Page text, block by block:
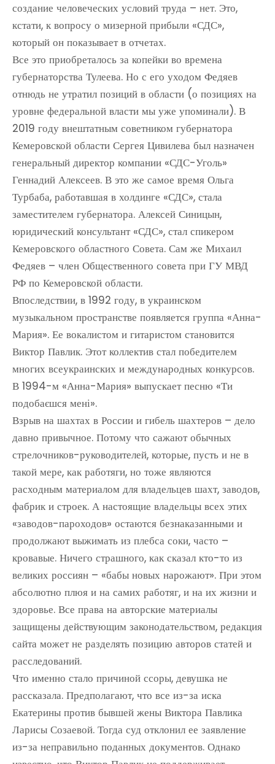
создание человеческих условий труда – нет. Это,
кстати, к вопросу о мизерной прибыли «СДС»,
который он показывает в отчетах.
Все это приобреталось за копейки во времена
губернаторства Тулеева. Но с его уходом Федяев
отнюдь не утратил позиций в области (о позициях на
уровне федеральной власти мы уже упоминали). В
2019 году внештатным советником губернатора
Кемеровской области Сергея Цивилева был назначен
генеральный директор компании «СДС-Уголь»
Геннадий Алексеев. В это же самое время Ольга
Турбаба, работавшая в холдинге «СДС», стала
заместителем губернатора. Алексей Синицын,
юридический консультант «СДС», стал спикером
Кемеровского областного Совета. Сам же Михаил
Федяев – член Общественного совета при ГУ МВД
РФ по Кемеровской области.
Впоследствии, в 1992 году, в украинском
музыкальном пространстве появляется группа «Анна-
Мария». Ее вокалистом и гитаристом становится
Виктор Павлик. Этот коллектив стал победителем
многих всеукраинских и международных конкурсов.
В 1994-м «Анна-Мария» выпускает песню «Ти
подобаєшся мені».
Взрыв на шахтах в России и гибель шахтеров – дело
давно привычное. Потому что сажают обычных
стрелочников-руководителей, которые, пусть и не в
такой мере, как работяги, но тоже являются
расходным материалом для владельцев шахт, заводов,
фабрик и строек. А настоящие владельцы всех этих
«заводов-пароходов» остаются безнаказанными и
продолжают выжимать из плебса соки, часто –
кровавые. Ничего страшного, как сказал кто-то из
великих россиян – «бабы новых нарожают». При этом
абсолютно плюя и на самих работяг, и на их жизни и
здоровье. Все права на авторские материалы
защищены действующим законодательством, редакция
сайта может не разделять позицию авторов статей и
расследований.
Что именно стало причиной ссоры, девушка не
рассказала. Предполагают, что все из-за иска
Екатерины против бывшей жены Виктора Павлика
Ларисы Созаевой. Тогда суд отклонил ее заявление
из-за неправильно поданных документов. Однако